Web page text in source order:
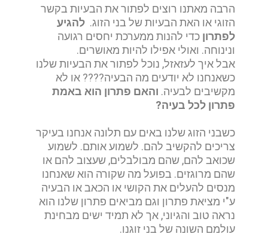
הרבה מאתנו רוצים לפתור את הבעיות בקשר
הזוגי או האת הבעיות של בני הזוג. להגיע
לפתרון כדי להנות ממערכת יחסים רגועה
ונינוחה. ואולי אפילו להיות מאושרים.
אבל איך לעזאזל, נוכל לפתור את הבעיות שלנו
כשאנחנו לא יודעים מה הבעיה???? או לא
מקשיבים לבעיה. והאם פתרון הוא באמת
פתרון לכל בעיה?
כשבני הזוג שלנו באים עם תלונה אנחנו בעיקר
צריכים להקשיב להם. לשמוע אותם. לשמוע
שכואב להם, שהם מבולבלים, שעצוב להם או
שהם מרוגזים. בפועל מה שקורה הוא שאנחנו
מנסים להעלים את הקושי או הכאב או הבעיה
ע"י מציאת פתרון וגם מביאים פתרון שלנו הוא
נראה טוב והגיוני, אך לא תמיד ישים מבחינת
עולמם השונה של בני זוגנו.